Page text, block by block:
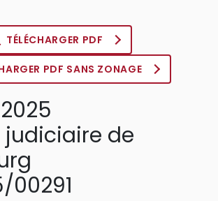
TÉLÉCHARGER PDF
PDF SANS ZONAGE
judiciaire de
00291